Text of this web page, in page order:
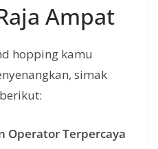
Ampat
hopping kamu
simak
Operator Terpercaya